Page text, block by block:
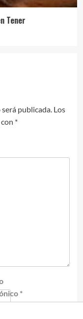
Tener
publicada. Los
*
*